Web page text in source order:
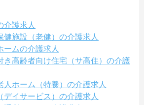
介護求人
健施設（老健）の介護求人
ームの介護求人
き高齢者向け住宅（サ高住）の介護
人ホーム（特養）の介護求人
デイサービス）の介護求人